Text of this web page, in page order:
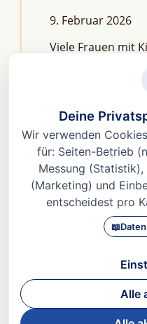
9. Februar 2026
Viele Frauen mit
kurze Antwort
Fruchtbarkeit
bringen. Denn
Weiterlesen »
© 2026 Dr. med Heidi